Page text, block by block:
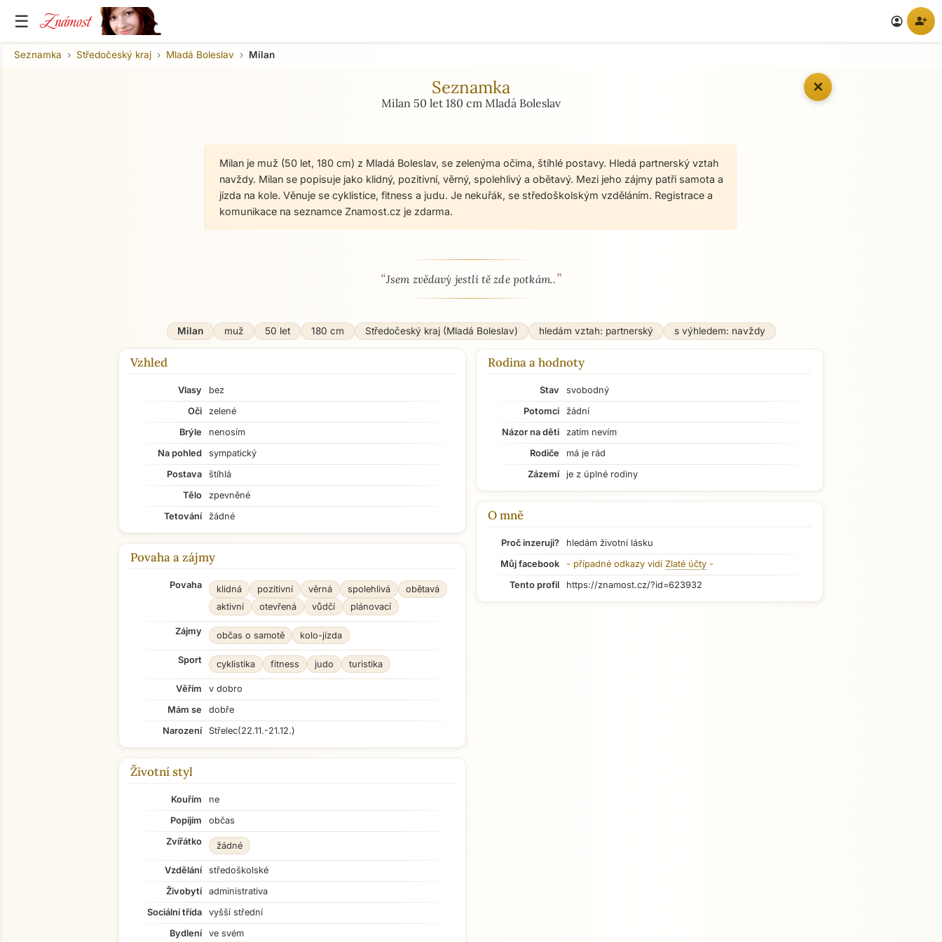
☰ Známost account_circle person_add
✕
Seznamka Středočeský kraj Mladá Boleslav Milan
Seznamka
Milan 50 let 180 cm Mladá Boleslav
Milan je muž (50 let, 180 cm) z Mladá Boleslav, se zelenýma očima, štíhlé postavy. Hledá partnerský vztah
navždy. Milan se popisuje jako klidný, pozitivní, věrný, spolehlivý a obětavý. Mezi jeho zájmy patří samota a
jízda na kole. Věnuje se cyklistice, fitness a judu. Je nekuřák, se středoškolským vzděláním. Registrace a
komunikace na seznamce Znamost.cz je zdarma.
O mně - seznamka profil
“Jsem zvědavý jestli tě zde potkám..”
Milan muž 50 let 180 cm Středočeský kraj (Mladá Boleslav) hledám vztah: partnerský s výhledem: navždy
Vzhled
Vlasy
bez
Oči
zelené
Brýle
nenosím
Na pohled
sympatický
Postava
štíhlá
Tělo
zpevněné
Tetování
žádné
Povaha a zájmy
Povaha klidná pozitivní věrná spolehlivá
obětavá
aktivní
otevřená vůdčí plánovací
Zájmy občas o samotě kolo-jízda
Sport cyklistika fitness judo turistika
Věřím
v dobro
Mám se
dobře
Narození
Střelec(22.11.-21.12.)
Životní styl
Kouřím
ne
Popíjím
občas
Zvířátko
žádné
Vzdělání
středoškolské
Živobytí
administrativa
Sociální třída
vyšší střední
Bydlení
ve svém
Rodina a hodnoty
Stav
svobodný
Potomci
žádní
Názor na děti
zatím nevím
Rodiče
má je rád
Zázemí
je z úplné rodiny
O mně
Proč inzeruji?
hledám životní lásku
Můj facebook
- případné odkazy vidí Zlaté účty -
Tento profil
https://znamost.cz/?id=623932